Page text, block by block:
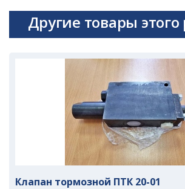
Другие товары этого
Клапан тормозной ПТК 20-01